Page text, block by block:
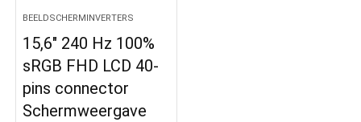
BEELDSCHERMINVERTERS
15,6″ 240 Hz 100%
sRGB FHD LCD 40-
pins connector
Schermweergave